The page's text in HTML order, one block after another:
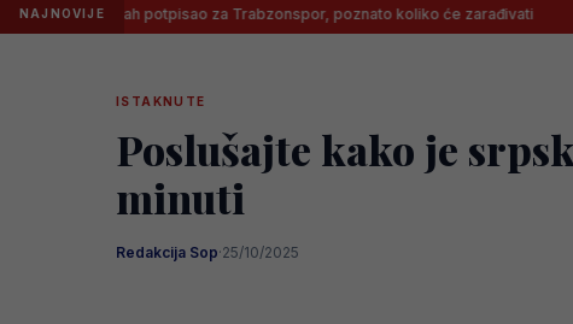
NAJNOVIJE
Salah potpisao za Trabzonspor, poznato koliko će zarađivati Poznato
ISTAKNUTE
Poslušajte kako je
minuti
Redakcija Sop·25/10/2025